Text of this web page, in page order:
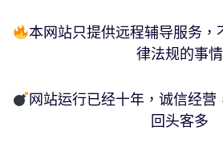
本网站只提供远程辅导服务，
律法规的事情
网站运行已经十年，诚信经营
回头客多